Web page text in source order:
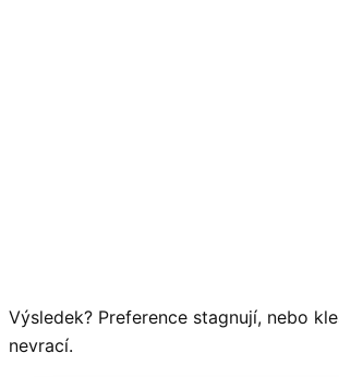
Výsledek? Preference stagnují, nebo
nevrací.